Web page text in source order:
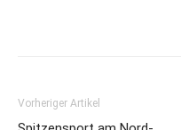
Vorheriger Artikel